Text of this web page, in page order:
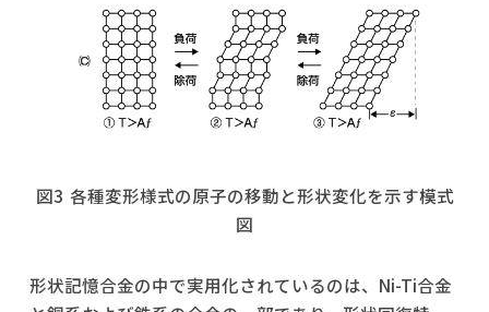
図3 各種変形様式の原子の移動と形状変化を示す模式
図
形状記憶合金の中で実用化されているのは、Ni-Ti合金